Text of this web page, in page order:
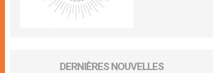
DERNIÈRES NOUVELLES